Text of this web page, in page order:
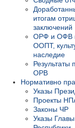
итогам
заключений
ОРФ и ОФВ
ООПТ,
наследие
Результаты
ОРВ
Нормативно
Указы
Проекты
Законы ЧР
Указы